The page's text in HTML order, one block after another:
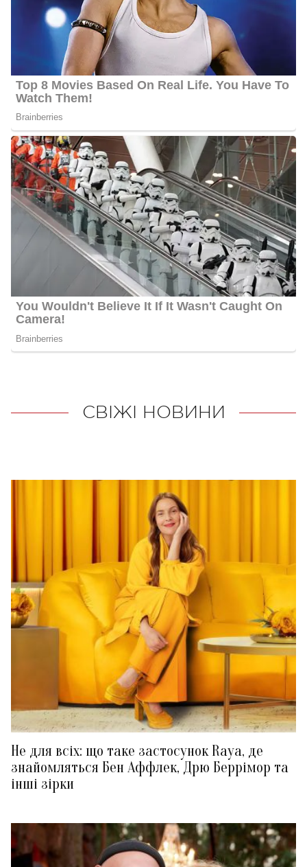
СВІЖІ НОВИНИ
Не для всіх: що таке застосунок Raya, де
знайомляться Бен Аффлек, Дрю Беррімор та
інші зірки